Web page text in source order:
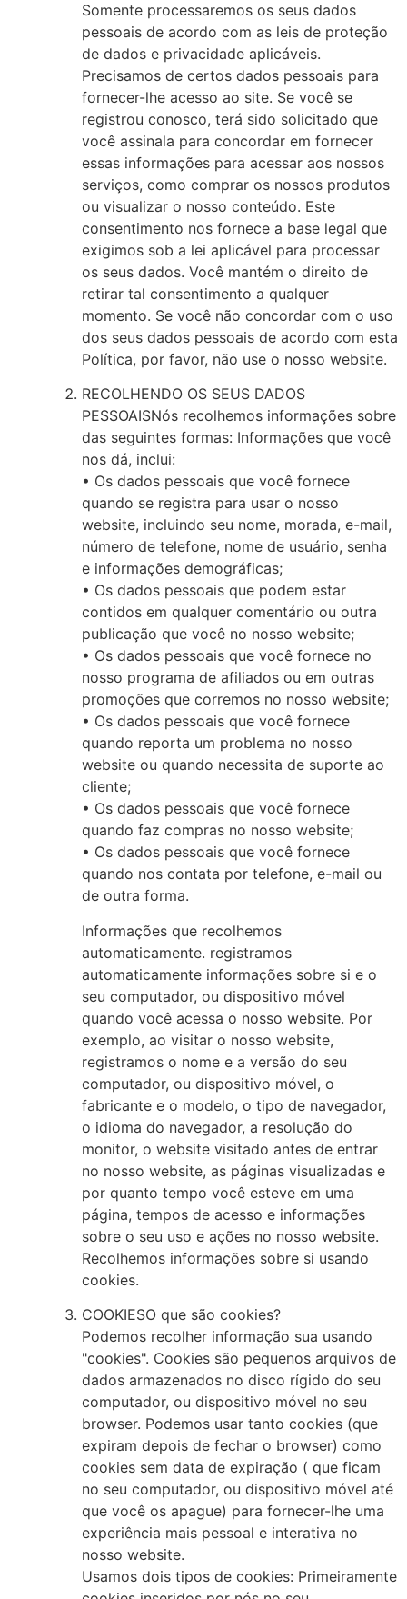
Somente processaremos os seus dados
pessoais de acordo com as leis de proteção
de dados e privacidade aplicáveis.
Precisamos de certos dados pessoais para
fornecer-lhe acesso ao site. Se você se
registrou conosco, terá sido solicitado que
você assinala para concordar em fornecer
essas informações para acessar aos nossos
serviços, como comprar os nossos produtos
ou visualizar o nosso conteúdo. Este
consentimento nos fornece a base legal que
exigimos sob a lei aplicável para processar
os seus dados. Você mantém o direito de
retirar tal consentimento a qualquer
momento. Se você não concordar com o uso
dos seus dados pessoais de acordo com esta
Política, por favor, não use o nosso website.
RECOLHENDO OS SEUS DADOS
PESSOAISNós recolhemos informações sobre
das seguintes formas: Informações que você
nos dá, inclui:
• Os dados pessoais que você fornece
quando se registra para usar o nosso
website, incluindo seu nome, morada, e-mail,
número de telefone, nome de usuário, senha
e informações demográficas;
• Os dados pessoais que podem estar
contidos em qualquer comentário ou outra
publicação que você no nosso website;
• Os dados pessoais que você fornece no
nosso programa de afiliados ou em outras
promoções que corremos no nosso website;
• Os dados pessoais que você fornece
quando reporta um problema no nosso
website ou quando necessita de suporte ao
cliente;
• Os dados pessoais que você fornece
quando faz compras no nosso website;
• Os dados pessoais que você fornece
quando nos contata por telefone, e-mail ou
de outra forma.
Informações que recolhemos
automaticamente. registramos
automaticamente informações sobre si e o
seu computador, ou dispositivo móvel
quando você acessa o nosso website. Por
exemplo, ao visitar o nosso website,
registramos o nome e a versão do seu
computador, ou dispositivo móvel, o
fabricante e o modelo, o tipo de navegador,
o idioma do navegador, a resolução do
monitor, o website visitado antes de entrar
no nosso website, as páginas visualizadas e
por quanto tempo você esteve em uma
página, tempos de acesso e informações
sobre o seu uso e ações no nosso website.
Recolhemos informações sobre si usando
cookies.
COOKIESO que são cookies?
Podemos recolher informação sua usando
"cookies". Cookies são pequenos arquivos de
dados armazenados no disco rígido do seu
computador, ou dispositivo móvel no seu
browser. Podemos usar tanto cookies (que
expiram depois de fechar o browser) como
cookies sem data de expiração ( que ficam
no seu computador, ou dispositivo móvel até
que você os apague) para fornecer-lhe uma
experiência mais pessoal e interativa no
nosso website.
Usamos dois tipos de cookies: Primeiramente